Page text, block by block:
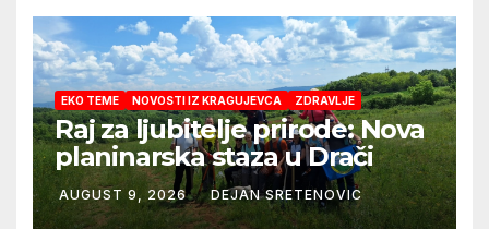
EKO TEME NOVOSTI IZ KRAGUJEVCA ZDRAVLJE
Raj za ljubitelje prirode: Nova
planinarska staza u Drači
AUGUST 9, 2026 DEJAN SRETENOVIC